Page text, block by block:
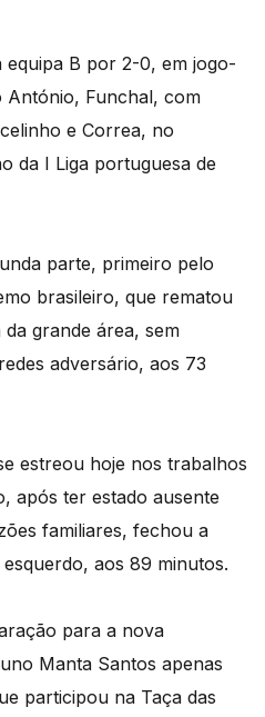
B por 2-0, em jogo-
António, Funchal, com
e Correa, no
da I Liga portuguesa de
parte, primeiro pelo
brasileiro, que rematou
grande área, sem
adversário, aos 73
estreou hoje nos trabalhos
após ter estado ausente
familiares, fechou a
aos 89 minutos.
para a nova
Manta Santos apenas
participou na Taça das